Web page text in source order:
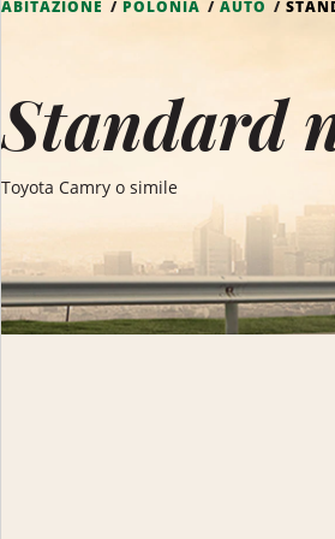
ABITAZIONE POLONIA AUTO
Standard
Toyota Camry o simile